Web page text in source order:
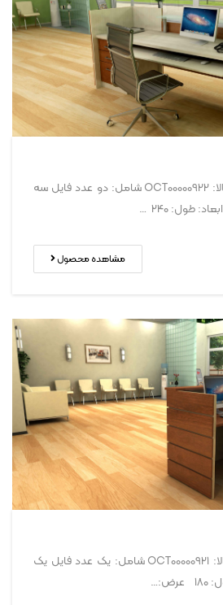
میز کانتر پاسارگاد کد کالا: OCT00000922 شامل: دو عدد فایل سه
طول: ۲۴۰ …
مشاهده محصول
میز کانتر پارسیان کد کالا: OCT00000921 شامل: یک عدد فایل یک